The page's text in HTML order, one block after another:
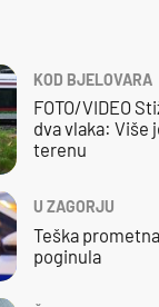
KOD BJELOVARA
FOTO/VIDEO
dva vlaka: Više
terenu
U ZAGORJU
Teška
poginula